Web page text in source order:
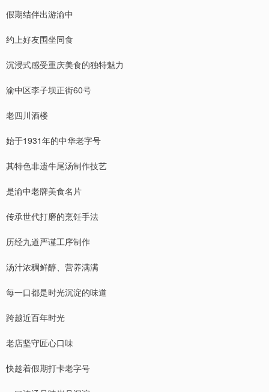
假期结伴出游渝中
约上好友围坐同食
沉浸式感受重庆美食的独特魅力
渝中区李子坝正街60号
老四川酒楼
始于1931年的中华老字号
其特色非遗牛尾汤制作技艺
是渝中老牌美食名片
传承世代打磨的烹饪手法
历经九道严谨工序制作
汤汁浓稠鲜醇、营养满满
每一口都是时光沉淀的味道
跨越近百年时光
老店坚守匠心口味
快趁着假期打卡老字号